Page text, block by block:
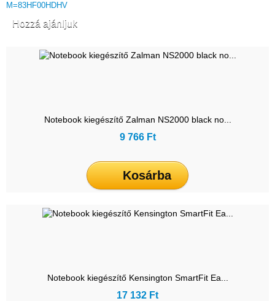
M=83HF00HDHV
Hozzá ajánljuk
Notebook kiegészítő Zalman NS2000 black no...
9 766 Ft
Kosárba
Notebook kiegészítő Kensington SmartFit Ea...
17 132 Ft